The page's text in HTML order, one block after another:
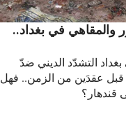
والمقاهي في بغداد..
التشدّد الديني ضدّ
قبل عقدَين من الزمن.. فهل
قندهار؟